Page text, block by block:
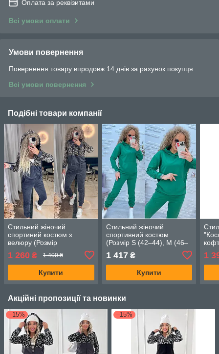
Оплата за реквізитами
Всі умови оплати
Умови повернення
Повернення товару впродовж 14 днів за рахунок покупця
Всі умови повернення
Подібні товари компанії
Стильний жіночий
спортиний костюм з
велюру (Розмір
42,44,46,48,50,52), Графіт
1 260 ₴ 1 400 ₴
Купити
Стильний жіночий
спортивний костюм
(Розмір S (42–44), M (46–
48), L (50–52)), Зелений
1 417₴
Купити
1
Акційні пропозиції та новинки
–15% –15%